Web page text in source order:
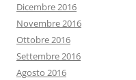
Dicembre 2016
Novembre 2016
Ottobre 2016
Settembre 2016
Agosto 2016